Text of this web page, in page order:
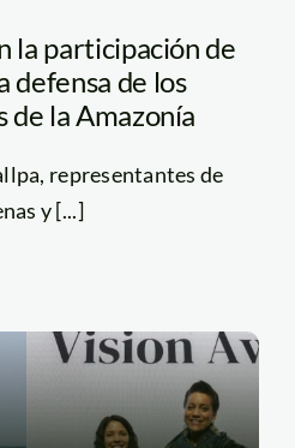
la participación de
defensa de los
la Amazonía
representantes de
y [...]